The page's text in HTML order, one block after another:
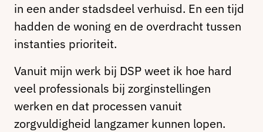
in een ander stadsdeel verhuisd. En een tijd
hadden de woning en de overdracht tussen
instanties prioriteit.
Vanuit mijn werk bij DSP weet ik hoe hard
veel professionals bij zorginstellingen
werken en dat processen vanuit
zorgvuldigheid langzamer kunnen lopen.